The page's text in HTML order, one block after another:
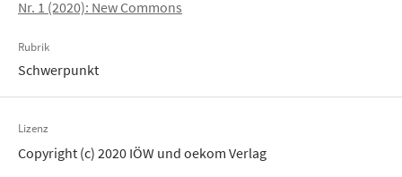
Nr. 1 (2020): New Commons
Rubrik
Schwerpunkt
Lizenz
Copyright (c) 2020 IÖW und oekom Verlag